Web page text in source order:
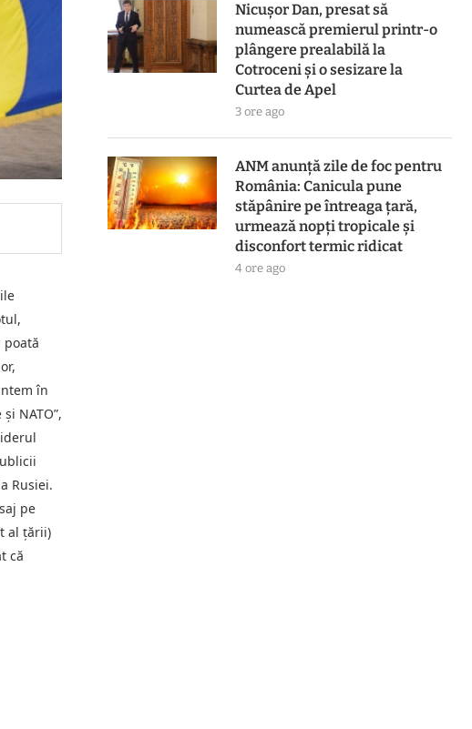
poată
în
NATO”,
Rusiei.
pe
al ţării)
că
Nicușor Dan, presat să
numească premierul printr-o
plângere prealabilă la
Cotroceni și o sesizare la
Curtea de Apel
3 ore ago
ANM anunță zile de foc pentru
România: Canicula pune
stăpânire pe întreaga țară,
urmează nopți tropicale și
disconfort termic ridicat
4 ore ago